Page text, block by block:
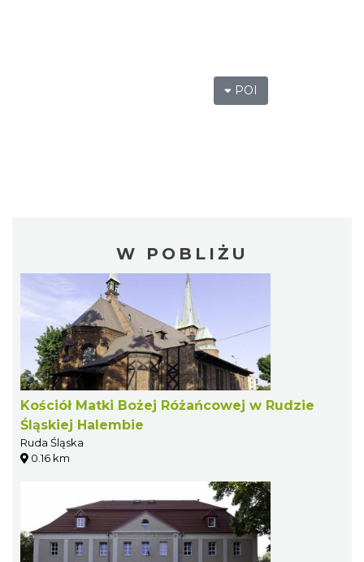
POI
W POBLIŻU
Kościół Matki Bożej Różańcowej w Rudzie
Śląskiej Halembie
Ruda Śląska
0.16 km